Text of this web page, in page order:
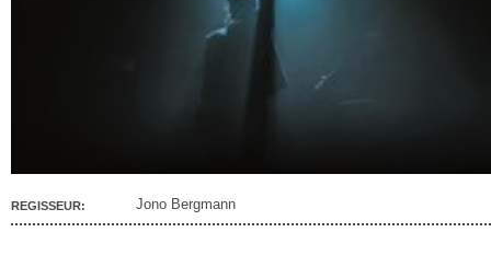
REGISSEUR: Jono Bergmann